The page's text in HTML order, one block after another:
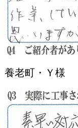
養老町・Ｙ様